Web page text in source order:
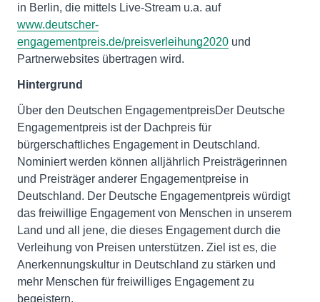
in Berlin, die mittels Live-Stream u.a. auf
www.deutscher-
engagementpreis.de/preisverleihung2020 und
Partnerwebsites übertragen wird.
Hintergrund
Über den Deutschen EngagementpreisDer Deutsche
Engagementpreis ist der Dachpreis für
bürgerschaftliches Engagement in Deutschland.
Nominiert werden können alljährlich Preisträgerinnen
und Preisträger anderer Engagementpreise in
Deutschland. Der Deutsche Engagementpreis würdigt
das freiwillige Engagement von Menschen in unserem
Land und all jene, die dieses Engagement durch die
Verleihung von Preisen unterstützen. Ziel ist es, die
Anerkennungskultur in Deutschland zu stärken und
mehr Menschen für freiwilliges Engagement zu
begeistern.